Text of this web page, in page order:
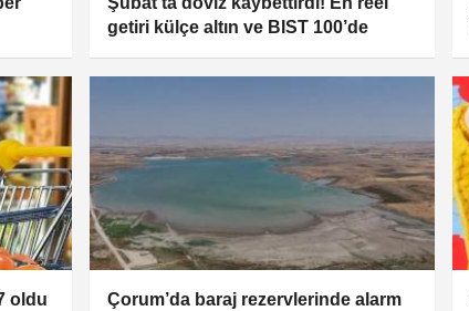
getiri külçe altın ve BIST 100’de
oldu Çorum’da baraj rezervlerinde alarm